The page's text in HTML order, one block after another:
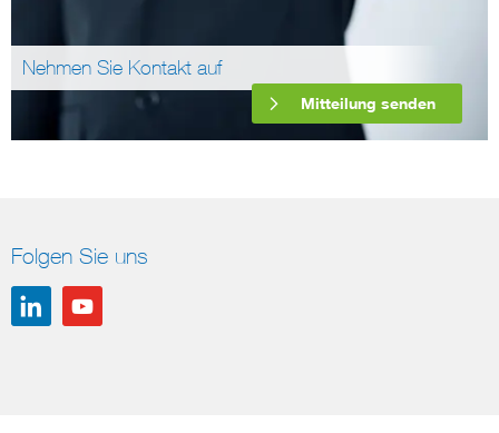
Nehmen Sie Kontakt auf
Mitteilung senden
Folgen Sie uns